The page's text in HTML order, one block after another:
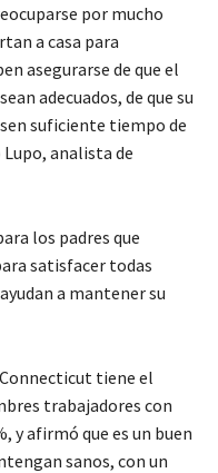
por mucho
a casa para
asegurarse de que el
adecuados, de que su
suficiente tiempo de
Lupo, analista de
los padres que
satisfacer todas
a mantener su
tiene el
trabajadores con
y afirmó que es un buen
sanos, con un